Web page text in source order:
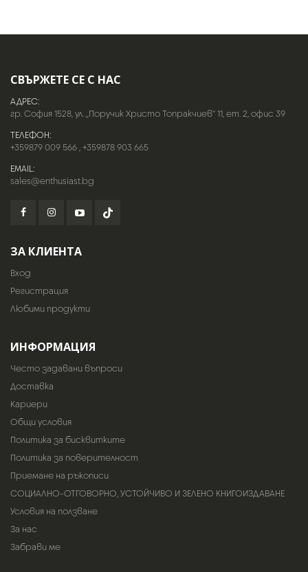
СВЪРЖЕТЕ СЕ С НАС
АДРЕС:
гр. София 1528, ул. „Поручик Христо Топракчиев“ 11, ет. 2, офис 39
ТЕЛЕФОН:
+359879 009 566,+359878 903 665
EMAIL:
sales@enthusiast.bg
ЗА КЛИЕНТА
Вход
Регистрация
Любими продукти
ИНФОРМАЦИЯ
Често задавани въпроси
Доставка
Кариери
Общи условия
Политика за бисквитките
Политика за поверителност
Приемане на ръкописи
СОЦИАЛНО-ОТГОВОРНО, УСТОЙЧИВО И ЗЕЛЕНО КНИГОИЗДАВАНЕ
Условия на ползване
За нас
Забрави ме